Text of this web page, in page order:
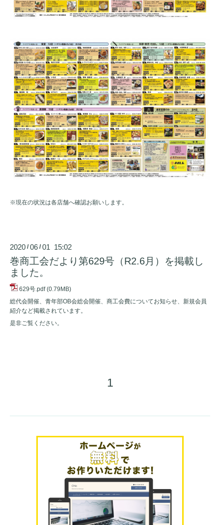
※現在の状況は各店舗へ確認お願いします。
2020 /06 /01 15:02
巻商工会だより第629号（R2.6月）を掲載し
ました。
629号.pdf (0.79MB)
総代会開催、青年部OB会総会開催、商工会費についてお知らせ、新規会員
紹介など掲載されています。
是非ご覧ください。
1